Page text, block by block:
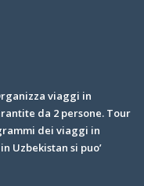
viaggi in
da 2 persone. Tour
dei viaggi in
Uzbekistan si puo’